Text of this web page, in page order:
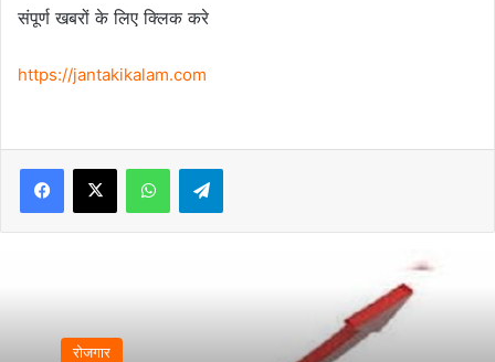
संपूर्ण खबरों के लिए क्लिक करे
https://jantakikalam.com
Facebook
X WhatsAppTelegram
रोजगार